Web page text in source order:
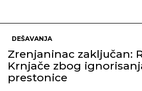
DEŠAVANJA
Zrenjaninac zaključan:
Krnjače zbog
prestonice